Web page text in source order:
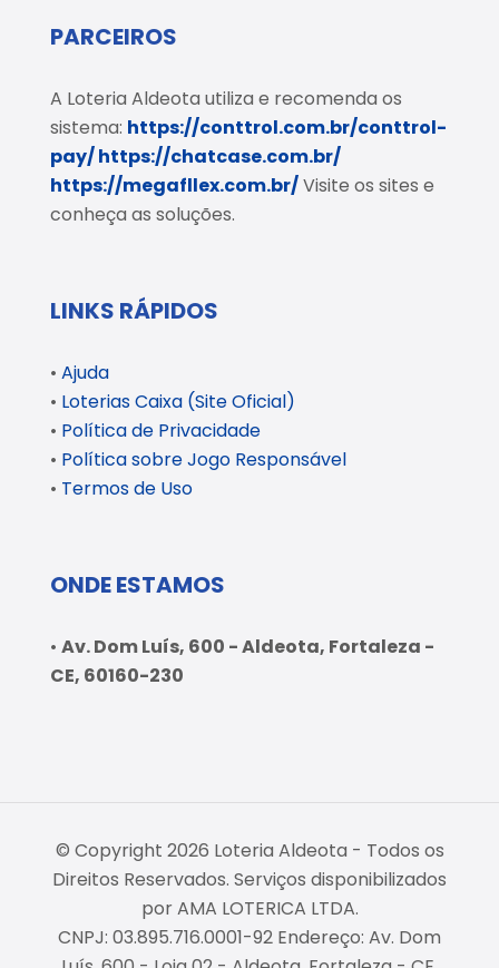
PARCEIROS
A Loteria Aldeota utiliza e recomenda os
sistema: https://conttrol.com.br/conttrol-
pay/https://chatcase.com.br/
https://megafllex.com.br/Visite os sites e
conheça as soluções.
LINKS RÁPIDOS
• Ajuda
• Loterias Caixa (Site Oficial)
• Política de Privacidade
• Política sobre Jogo Responsável
• Termos de Uso
ONDE ESTAMOS
• Av. Dom Luís, 600 - Aldeota, Fortaleza -
CE, 60160-230
© Copyright 2026 Loteria Aldeota - Todos os
Direitos Reservados. Serviços disponibilizados
por AMA LOTERICA LTDA.
CNPJ: 03.895.716.0001-92 Endereço: Av. Dom